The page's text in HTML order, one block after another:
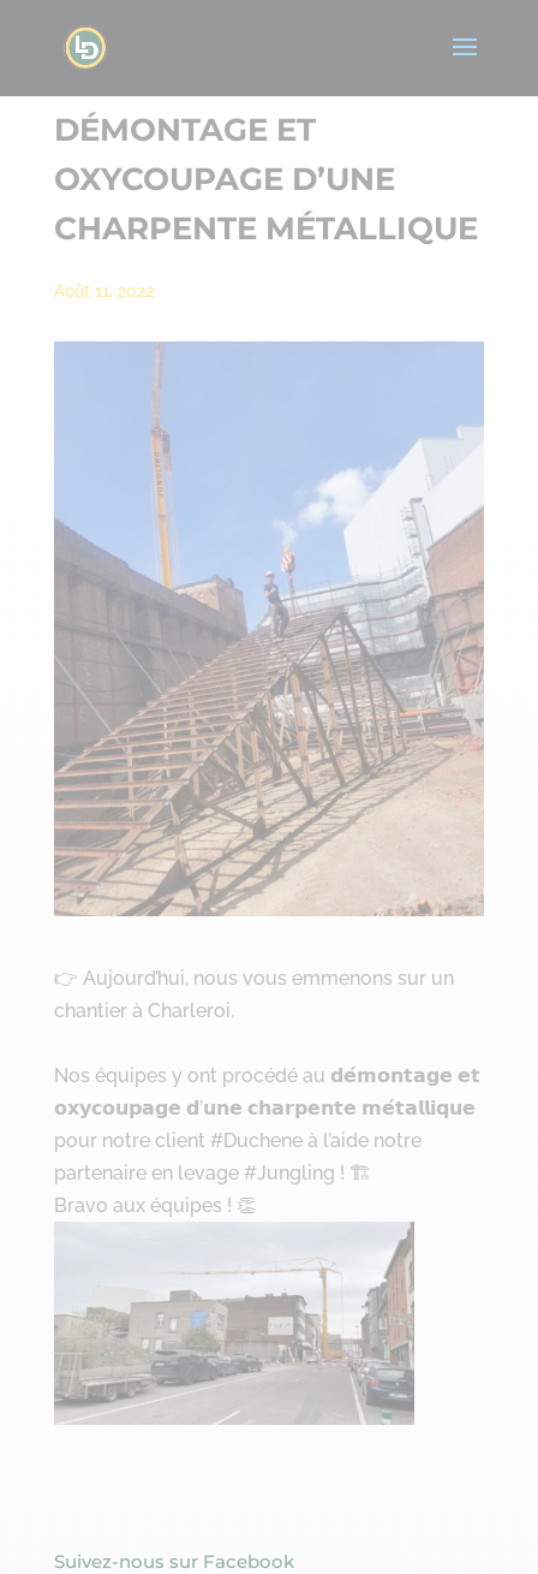
DÉMONTAGE ET
OXYCOUPAGE D’UNE
CHARPENTE MÉTALLIQUE
Août 11, 2022
👉 Aujourd’hui, nous vous emmenons sur un
chantier à Charleroi.
Nos équipes y ont procédé au 𝗱𝗲́𝗺𝗼𝗻𝘁𝗮𝗴𝗲 𝗲𝘁
𝗼𝘅𝘆𝗰𝗼𝘂𝗽𝗮𝗴𝗲 𝗱’𝘂𝗻𝗲 𝗰𝗵𝗮𝗿𝗽𝗲𝗻𝘁𝗲 𝗺𝗲́𝘁𝗮𝗹𝗹𝗶𝗾𝘂𝗲
pour notre client #Ducheneà l’aide notre
partenaire en levage #Jungling ! 🏗
Bravo aux équipes ! 👏
Suivez-nous sur Facebook